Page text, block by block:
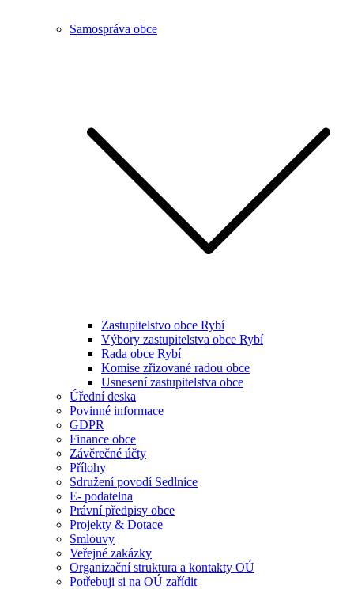
Samospráva obce
Zastupitelstvo obce Rybí
Výbory zastupitelstva obce Rybí
Rada obce Rybí
Komise zřizované radou obce
Usnesení zastupitelstva obce
Úřední deska
Povinné informace
GDPR
Finance obce
Závěrečné účty
Přílohy
Sdružení povodí Sedlnice
E- podatelna
Právní předpisy obce
Projekty & Dotace
Smlouvy
Veřejné zakázky
Organizační struktura a kontakty OÚ
Potřebuji si na OÚ zařídit